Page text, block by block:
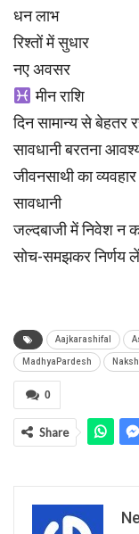
धन लाभ
रिश्तों में सुधार
नए अवसर
मीन राशि
दिन सामान्य से बेहतर
सावधानी बरतना
जीवनसाथी का
सावधानी
जल्दबाजी में निवेश न
सोच-समझकर निर्णय लें
Aajkarashifal
MadhyaPardesh
0
Share